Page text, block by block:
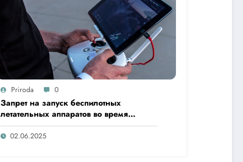
Priroda 0
Запрет на запуск беспилотных
летательных аппаратов во время
«Ысыах Туймаады-2025»
02.06.2025